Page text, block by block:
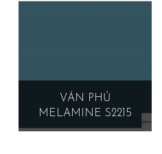
VÁN PHỦ
MELAMINE S2215